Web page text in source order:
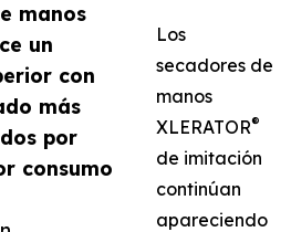
manos
un
con
más
por
consumo
Los
secadores de
manos
XLERATOR®
de imitación
continúan
apareciendo